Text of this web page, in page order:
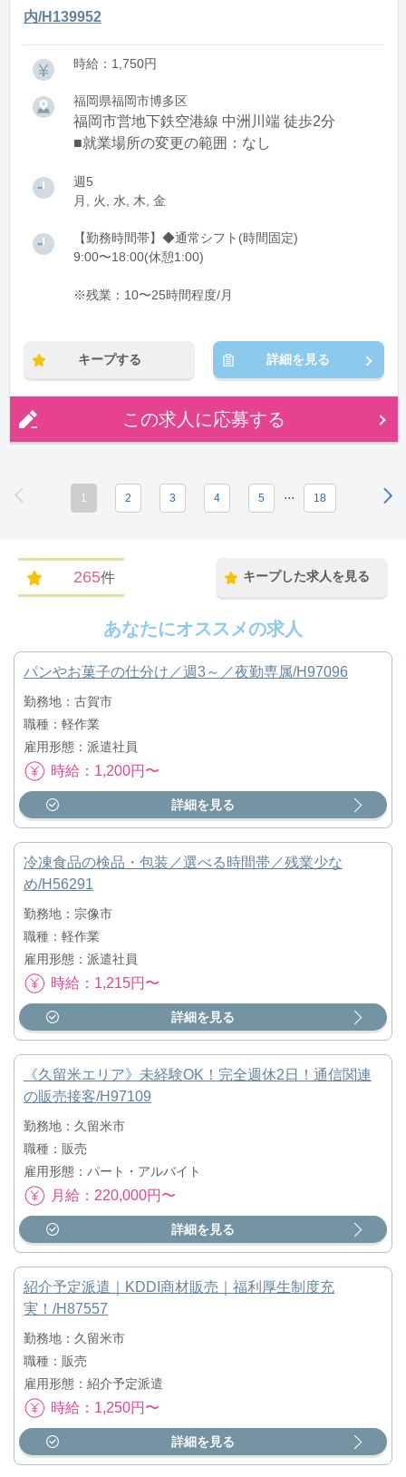
内/H139952
時給：1,750円
福岡県福岡市博多区
福岡市営地下鉄空港線 中洲川端 徒歩2分
■就業場所の変更の範囲：なし
週5
月, 火, 水, 木, 金
【勤務時間帯】◆通常シフト(時間固定)
9:00〜18:00(休憩1:00)
※残業：10〜25時間程度/月
キープする 詳細を見る
この求人に応募する
1 2 3 4 5 ... 18
265件 キープした求人を見る
あなたにオススメの求人
パンやお菓子の仕分け／週3～／夜勤専属/H97096
勤務地：古賀市
職種：軽作業
雇用形態：派遣社員
時給：1,200円〜
詳細を見る
冷凍食品の検品・包装／選べる時間帯／残業少な
め/H56291
勤務地：宗像市
職種：軽作業
雇用形態：派遣社員
時給：1,215円〜
詳細を見る
《久留米エリア》未経験OK！完全週休2日！通信関連
の販売接客/H97109
勤務地：久留米市
職種：販売
雇用形態：パート・アルバイト
月給：220,000円〜
詳細を見る
紹介予定派遣｜KDDI商材販売｜福利厚生制度充
実！/H87557
勤務地：久留米市
職種：販売
雇用形態：紹介予定派遣
時給：1,250円〜
詳細を見る